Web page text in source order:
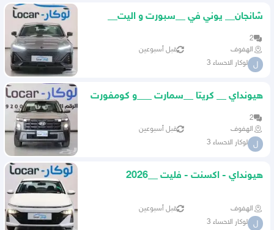
شانجان__ يوني في __سبورت و اليت__
2
الهفوف
قبل أسبوعين
ل لوكار الاحساء 3
هيونداي __ كريتا __سمارت ___و كومفورت
2
الهفوف
قبل أسبوعين
ل لوكار الاحساء 3
هيونداي - اكسنت - فليت __2026
الهفوف قبل أسبوعين
ل لوكار الاحساء 3